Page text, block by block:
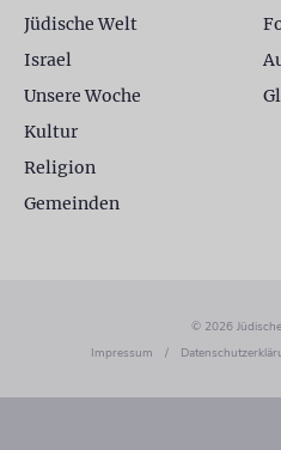
Jüdische Welt
Israel
Unsere Woche
Kultur
Religion
Gemeinden
© 2026
Impressum
/